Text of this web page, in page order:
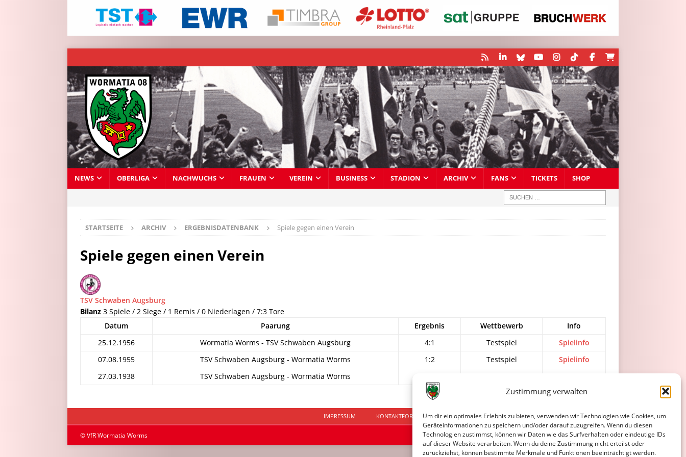
Zustimmung verwalten
Um dir ein optimales Erlebnis zu bieten, verwenden wir Technologien wie Cookies, um
Geräteinformationen zu speichern und/oder darauf zuzugreifen. Wenn du diesen
Technologien zustimmst, können wir Daten wie das Surfverhalten oder eindeutige IDs
auf dieser Website verarbeiten. Wenn du deine Zustimmung nicht erteilst oder
zurückziehst, können bestimmte Merkmale und Funktionen beeinträchtigt werden.
NEWS OBERLIGA NACHWUCHS FRAUEN VEREIN BUSINESS STADION ARCHIV FANS TICKETS SHOP
STARTSEITE ARCHIV ERGEBNISDATENBANK Spiele gegen einen Verein
Spiele gegen einen Verein
TSV Schwaben Augsburg
Bilanz 3 Spiele / 2 Siege / 1 Remis / 0 Niederlagen / 7:3 Tore
Datum
Paarung Ergebnis Wettbewerb
Info
25.12.1956
Wormatia Worms - TSV Schwaben Augsburg 4:1 Testspiel
Spielinfo
07.08.1955
TSV Schwaben Augsburg - Wormatia Worms 1:2 Testspiel
Spielinfo
27.03.1938
TSV Schwaben Augsburg - Wormatia Worms
IMPRESSUM KONTAKTFORMULAR DATENSCHUTZERKLÄRUNG COOKIE-RICHTLINIE (EU)
© VfR Wormatia Worms